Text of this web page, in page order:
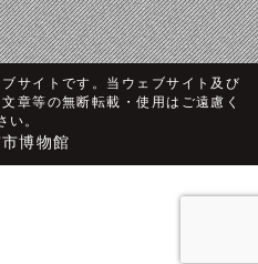
サイトです。当ウェブサイト及び
章等の無断転載・使用はご遠慮く
い。
博物館